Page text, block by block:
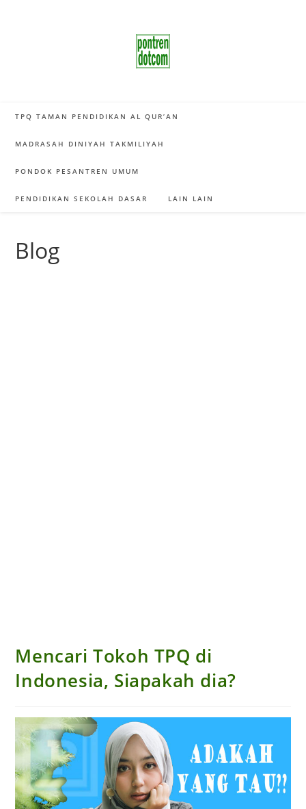
TPQ TAMAN PENDIDIKAN AL QUR’AN
MADRASAH DINIYAH TAKMILIYAH
PONDOK PESANTREN UMUM
PENDIDIKAN SEKOLAH DASAR LAIN LAIN
Blog
Mencari Tokoh TPQ di
Indonesia, Siapakah dia?